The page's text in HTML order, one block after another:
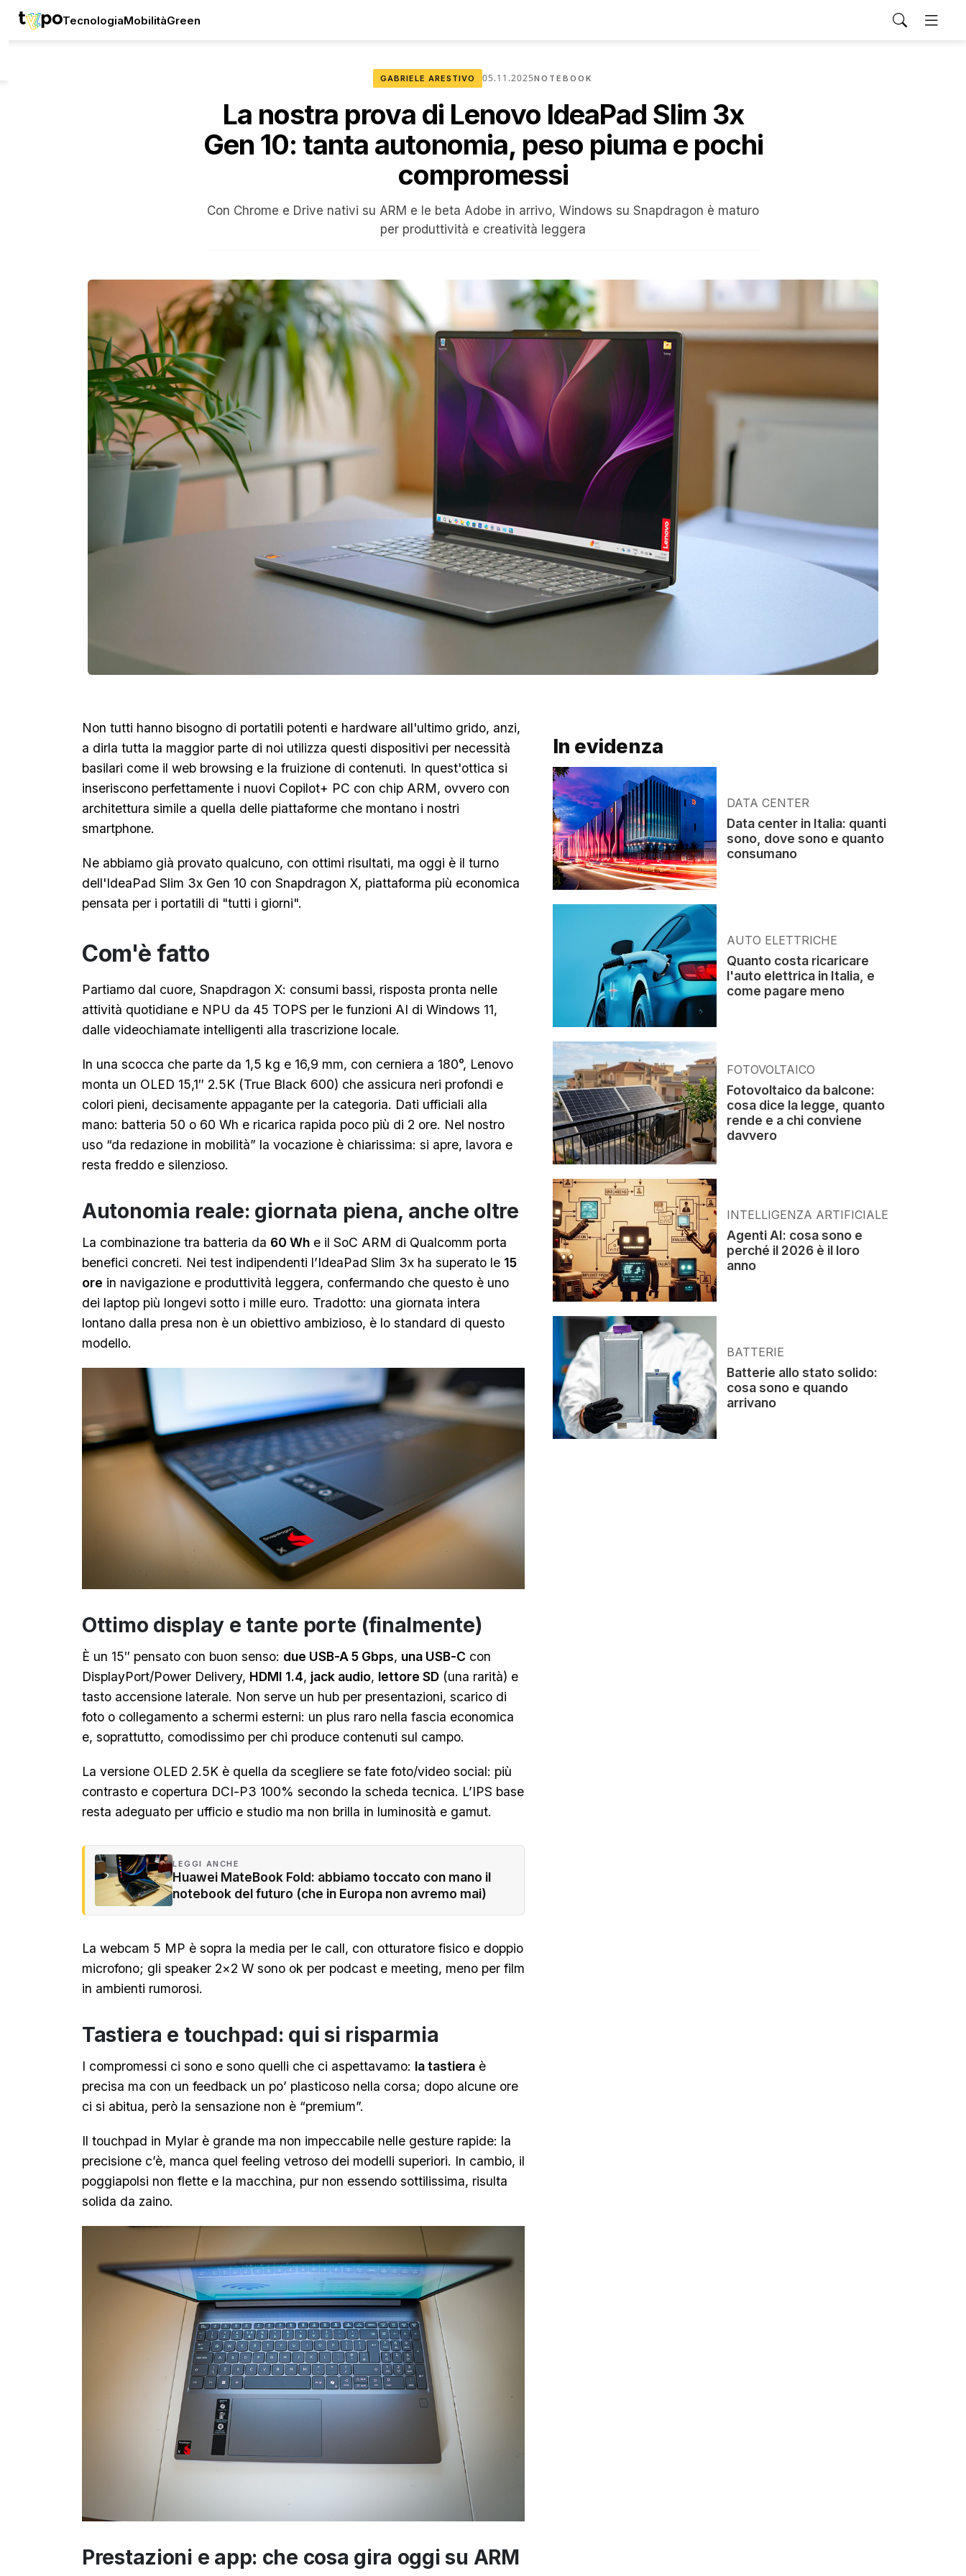
TecnologiaMobilitàGreen
GABRIELE ARESTIVO 05.11.2025NOTEBOOK
La nostra prova di Lenovo IdeaPad Slim 3x
Gen 10: tanta autonomia, peso piuma e pochi
compromessi
Con Chrome e Drive nativi su ARM e le beta Adobe in arrivo, Windows su Snapdragon è maturo
per produttività e creatività leggera
Non tutti hanno bisogno di portatili potenti e hardware all'ultimo grido, anzi,
a dirla tutta la maggior parte di noi utilizza questi dispositivi per necessità
basilari come il web browsing e la fruizione di contenuti. In quest'ottica si
inseriscono perfettamente i nuovi Copilot+ PC con chip ARM, ovvero con
architettura simile a quella delle piattaforme che montano i nostri
smartphone.
Ne abbiamo già provato qualcuno, con ottimi risultati, ma oggi è il turno
dell'IdeaPad Slim 3x Gen 10 con Snapdragon X, piattaforma più economica
pensata per i portatili di "tutti i giorni".
Com'è fatto
Partiamo dal cuore, Snapdragon X: consumi bassi, risposta pronta nelle
attività quotidiane e NPU da 45 TOPS per le funzioni AI di Windows 11,
dalle videochiamate intelligenti alla trascrizione locale.
In una scocca che parte da 1,5 kg e 16,9 mm, con cerniera a 180°, Lenovo
monta un OLED 15,1″ 2.5K (True Black 600) che assicura neri profondi e
colori pieni, decisamente appagante per la categoria. Dati ufficiali alla
mano: batteria 50 o 60 Wh e ricarica rapida poco più di 2 ore. Nel nostro
uso “da redazione in mobilità” la vocazione è chiarissima: si apre, lavora e
resta freddo e silenzioso.
Autonomia reale: giornata piena, anche oltre
La combinazione tra batteria da 60 Wh e il SoC ARM di Qualcomm porta
benefici concreti. Nei test indipendenti l’IdeaPad Slim 3x ha superato le 15
ore in navigazione e produttività leggera, confermando che questo è uno
dei laptop più longevi sotto i mille euro. Tradotto: una giornata intera
lontano dalla presa non è un obiettivo ambizioso, è lo standard di questo
modello.
Ottimo display e tante porte (finalmente)
È un 15″ pensato con buon senso: due USB-A 5 Gbps, una USB-C con
DisplayPort/Power Delivery, HDMI 1.4, jack audio, lettore SD (una rarità) e
tasto accensione laterale. Non serve un hub per presentazioni, scarico di
foto o collegamento a schermi esterni: un plus raro nella fascia economica
e, soprattutto, comodissimo per chi produce contenuti sul campo.
La versione OLED 2.5K è quella da scegliere se fate foto/video social: più
contrasto e copertura DCI-P3 100% secondo la scheda tecnica. L’IPS base
resta adeguato per ufficio e studio ma non brilla in luminosità e gamut.
LEGGI ANCHE
Huawei MateBook Fold: abbiamo toccato con mano il
notebook del futuro (che in Europa non avremo mai)
La webcam 5 MP è sopra la media per le call, con otturatore fisico e doppio
microfono; gli speaker 2×2 W sono ok per podcast e meeting, meno per film
in ambienti rumorosi.
Tastiera e touchpad: qui si risparmia
I compromessi ci sono e sono quelli che ci aspettavamo: la tastiera è
precisa ma con un feedback un po’ plasticoso nella corsa; dopo alcune ore
ci si abitua, però la sensazione non è “premium”.
Il touchpad in Mylar è grande ma non impeccabile nelle gesture rapide: la
precisione c’è, manca quel feeling vetroso dei modelli superiori. In cambio, il
poggiapolsi non flette e la macchina, pur non essendo sottilissima, risulta
solida da zaino.
Prestazioni e app: che cosa gira oggi su ARM
In evidenza
DATA CENTER
Data center in Italia: quanti
sono, dove sono e quanto
consumano
AUTO ELETTRICHE
Quanto costa ricaricare
l'auto elettrica in Italia, e
come pagare meno
FOTOVOLTAICO
Fotovoltaico da balcone:
cosa dice la legge, quanto
rende e a chi conviene
davvero
INTELLIGENZA ARTIFICIALE
Agenti AI: cosa sono e
perché il 2026 è il loro
anno
BATTERIE
Batterie allo stato solido:
cosa sono e quando
arrivano